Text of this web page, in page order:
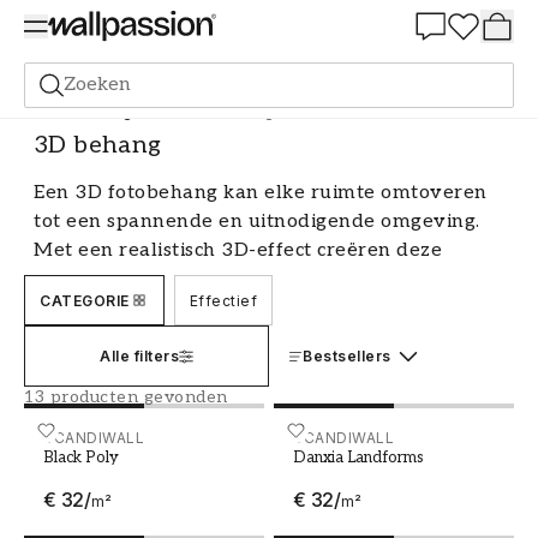
Zoeken
Fotobehang Motief 3D behang
3D behang
Een 3D fotobehang kan elke ruimte omtoveren
tot een spannende en uitnodigende omgeving.
Met een realistisch 3D-effect creëren deze
behangen een illusie van diepte en dimensie die
de kamer groter en levendiger doet aanvoelen.
achtergrondbehang met een natuurmotief, een
stadsgezicht of een abstract patroon, er zijn tal
van designbehangen om uit te kiezen die passen
bij jouw stijl en voorkeuren.
Creëer een unieke sfeer
CATEGORIE Effectief
Alle filters Bestsellers
13 producten gevonden
SCANDIWALL
Black Poly
€ 32/m²
Black Poly SCANDIWALL
Danxia Landforms
€ 32/m²
Danxia Landforms